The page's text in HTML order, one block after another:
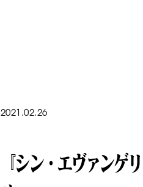
2021.02.26
『シン・エヴァンゲ